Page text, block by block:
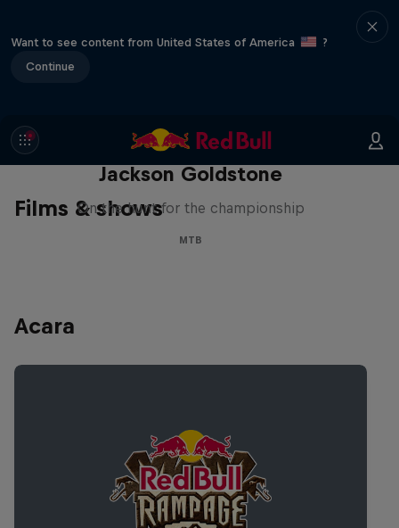
Want to see content from United States of America
?
Continue
Films & shows
The Search for Milliseconds:
Jackson Goldstone
On the hunt for the championship
MTB
Acara